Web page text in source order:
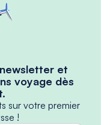
et
voyage dès
sur votre premier
!